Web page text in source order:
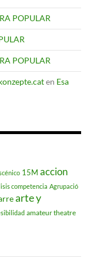
POPULAR
POPULAR
en Esa
15M accion
competencia Agrupació
arte y
amateur theatre